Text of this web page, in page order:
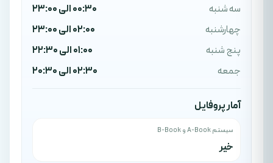
سه شنبه
00:30 الی 23:00
چهارشنبه
02:00 الی 23:00
پنج شنبه
01:00 الی 22:30
جمعه
02:30 الی 20:30
آمار پروفایل
سیستم A-Book و B-Book
خیر